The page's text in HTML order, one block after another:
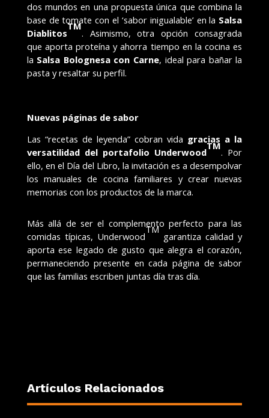
dos mundos en una propuesta única que combina la
base de tomate con el ‘sabor inigualable’ en la Salsa
Diablitos
TM
. Asimismo, otra opción consagrada
que aporta proteína y ahorra tiempo en la cocina es
la Salsa Bolognesa con Carne, ideal para bañar la
pasta y resaltar su perfil.
Nuevas páginas de sabor
Las “recetas de leyenda” cobran vida gracias a la
versatilidad del portafolio Underwood
TM
. Por
ello, en el Día del Libro, la invitación es a desempolvar
los manuales de cocina familiares y crear nuevas
memorias con los productos de la marca.
Más allá de ser el complemento perfecto para las
comidas típicas, Underwood
TM
garantiza calidad y
aporta ese legado de gusto que alegra el corazón,
permaneciendo presente en cada página de sabor
que las familias escriben juntas día tras día.
Artículos Relacionados